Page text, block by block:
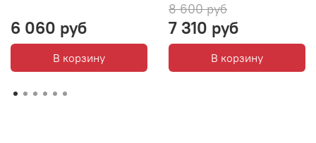
6 060 руб
В корзину
8 600 руб
7 310 руб
В корзину